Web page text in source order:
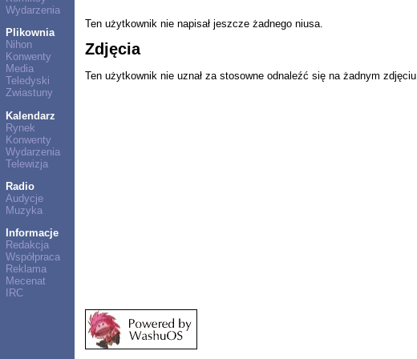
Wydarzenia
Plikownia
Nihon
Konwenty
Media
Teledyski
Zwiastuny
Kalendarz
Rynek
Konwenty
Wydarzenia
Telewizja
Radio
Audycje
Muzyka
Informacje
Redakcja
Współpraca
Reklama
Mecenat
IRC
Ten użytkownik nie napisał jeszcze żadnego niusa.
Zdjęcia
Ten użytkownik nie uznał za stosowne odnaleźć się na żadnym zdjęciu.